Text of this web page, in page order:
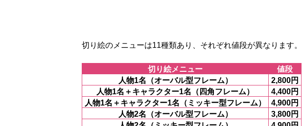
切り絵のメニューは11種類あり、それぞれ値段が異なります。
切り絵メニュー
値段
人物1名（オーバル型フレーム）
2,800円
人物1名＋キャラクター1名（四角フレーム）
4,400円
人物1名＋キャラクター1名（ミッキー型フレーム）
4,900円
人物2名（オーバル型フレーム）
3,800円